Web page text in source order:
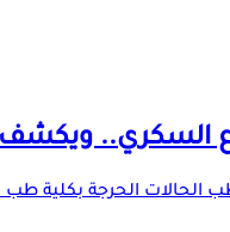
السكري.. ويكشف
الحالات الحرجة بكلية